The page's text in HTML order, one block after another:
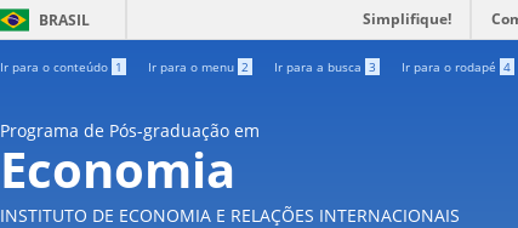
BRASIL Simplifique!
Ir para o conteúdo 1 Ir para o menu 2 Ir para a busca 3 Ir para o rodapé 4
Programa de Pós-graduação em
Economia
INSTITUTO DE ECONOMIA E RELAÇÕES INTERNACIONAIS